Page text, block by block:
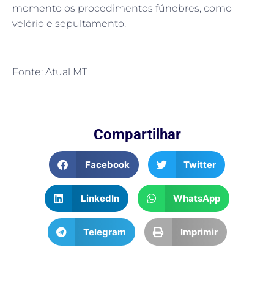
momento os procedimentos fúnebres, como
velório e sepultamento.
Fonte: Atual MT
Compartilhar
Facebook Twitter
LinkedIn WhatsApp
Telegram Imprimir